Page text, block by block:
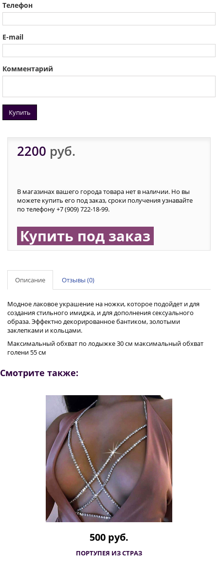
Телефон
E-mail
Комментарий
Купить
2200 руб.
В магазинах вашего города товара нет в наличии. Но вы
можете купить его под заказ, сроки получения узнавайте
по телефону +7 (909) 722-18-99.
Купить под заказ
Описание Отзывы (0)
Модное лаковое украшение на ножки, которое подойдет и для
создания стильного имиджа, и для дополнения сексуального
образа. Эффектно декорированное бантиком, золотыми
заклепками и кольцами.
Максимальный обхват по лодыжке 30 см максимальный обхват
голени 55 см
Смотрите также:
500 руб.
ПОРТУПЕЯ ИЗ СТРАЗ